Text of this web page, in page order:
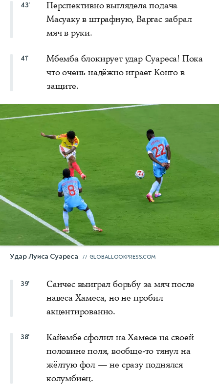
43'
Перспективно выглядела подача
Масуаку в штрафную, Варгас забрал
мяч в руки.
41'
Мбемба блокирует удар Суареса! Пока
что очень надёжно играет Конго в
защите.
Удар Луиса Суареса GLOBALLOOKPRESS.COM
39'
Санчес выиграл борьбу за мяч после
навеса Хамеса, но не пробил
акцентированно.
38'
Кайембе сфолил на Хамесе на своей
половине поля, вообще-то тянул на
жёлтую фол — не сразу поднялся
колумбиец.